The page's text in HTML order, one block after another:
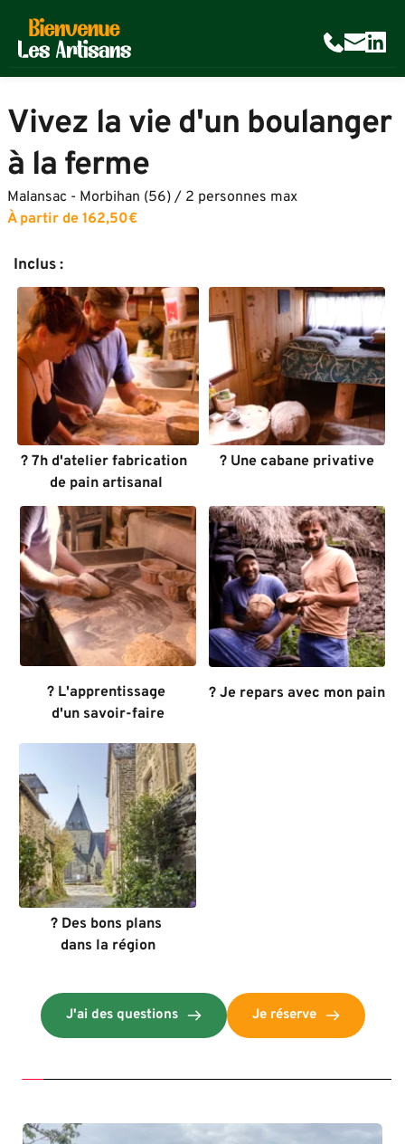
Vivez la vie d'un boulanger
à la ferme
Malansac - Morbihan (56) / 2 personnes max
À partir de 162,50€
Inclus :
? 7h d'atelier fabrication
de pain artisanal
? Une cabane privative
? L'apprentissage
d'un savoir-faire
? Je repars avec mon pain
? Des bons plans
dans la région
J'ai des questions Je réserve